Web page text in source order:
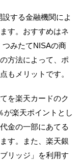
する金融機関によ
す。おすすめはネ
つみたてNISAの商
方法によって、ポ
もメリットです。
を楽天カードのク
が楽天ポイントとし
金の一部にあてる
す。また、楽天銀
リッジ」を利用す